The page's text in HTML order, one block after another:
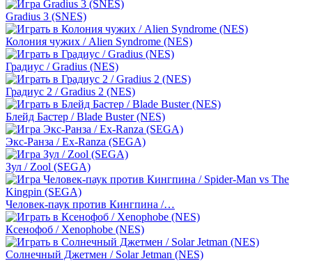
Gradius 3 (SNES)
Колония чужих / Alien Syndrome (NES)
Градиус / Gradius (NES)
Градиус 2 / Gradius 2 (NES)
Блейд Бастер / Blade Buster (NES)
Экс-Ранза / Ex-Ranza (SEGA)
Зул / Zool (SEGA)
Человек-паук против Кингпина /…
Ксенофоб / Xenophobe (NES)
Солнечный Джетмен / Solar Jetman (NES)